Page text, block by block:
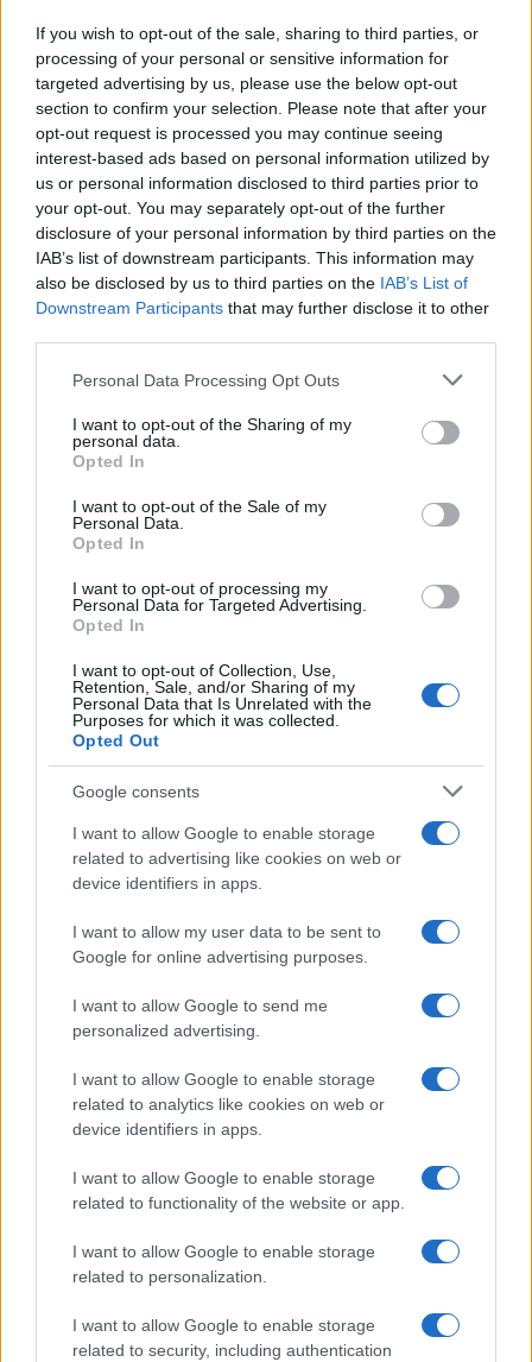
If you wish to opt-out of the sale, sharing to third parties, or
processing of your personal or sensitive information for
targeted advertising by us, please use the below opt-out
section to confirm your selection. Please note that after your
opt-out request is processed you may continue seeing
interest-based ads based on personal information utilized by
us or personal information disclosed to third parties prior to
your opt-out. You may separately opt-out of the further
disclosure of your personal information by third parties on the
IAB’s list of downstream participants. This information may
also be disclosed by us to third parties on the IAB’s List of
Downstream Participants that may further disclose it to other
Please note that this website/app uses one or more Google
not limited to your visit or usage behaviour. You may click to
grant or deny consent to Google and its third-party tags to
use your data for below specified purposes in below Google
consent section.
Personal Data Processing Opt Outs
I want to opt-out of the Sharing of my
personal data.
Opted In
I want to opt-out of the Sale of my
Personal Data.
Opted In
I want to opt-out of processing my
Personal Data for Targeted Advertising.
Opted In
I want to opt-out of Collection, Use,
Retention, Sale, and/or Sharing of my
Personal Data that Is Unrelated with the
Purposes for which it was collected.
Opted Out
Google consents
I want to allow Google to enable storage
related to advertising like cookies on web or
device identifiers in apps.
I want to allow my user data to be sent to
Google for online advertising purposes.
I want to allow Google to send me
personalized advertising.
I want to allow Google to enable storage
related to analytics like cookies on web or
device identifiers in apps.
I want to allow Google to enable storage
related to functionality of the website or app.
I want to allow Google to enable storage
related to personalization.
I want to allow Google to enable storage
related to security, including authentication
automotriz europea
La industria automotriz europea enfrenta una transformación
sin…
AUTOMOVIL
Cómo los vehículos chinos están
transformando el mercado automovilístico
en España
Los coches chinos están dominando el mercado español…
Compra tu coche de segunda mano en
¿Estás pensando en renovar tu coche? Apostar por…
AUTOMOVIL